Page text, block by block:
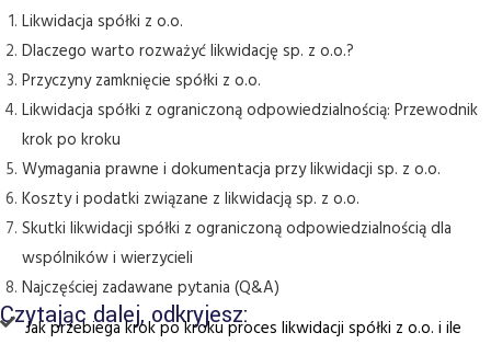
Likwidacja spółki z o.o.
Dlaczego warto rozważyć likwidację sp. z o.o.?
Przyczyny zamknięcie spółki z o.o.
Likwidacja spółki z ograniczoną odpowiedzialnością: Przewodnik
krok po kroku
Wymagania prawne i dokumentacja przy likwidacji sp. z o.o.
Koszty i podatki związane z likwidacją sp. z o.o.
Skutki likwidacji spółki z ograniczoną odpowiedzialnością dla
wspólników i wierzycieli
Najczęściej zadawane pytania (Q&A)
Czytając dalej, odkryjesz:
Jak przebiega krok po kroku proces likwidacji spółki z o.o. i ile